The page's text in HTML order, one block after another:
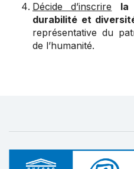
Décide d’inscrire
la
durabilité et
représentative du
de l’humanité.